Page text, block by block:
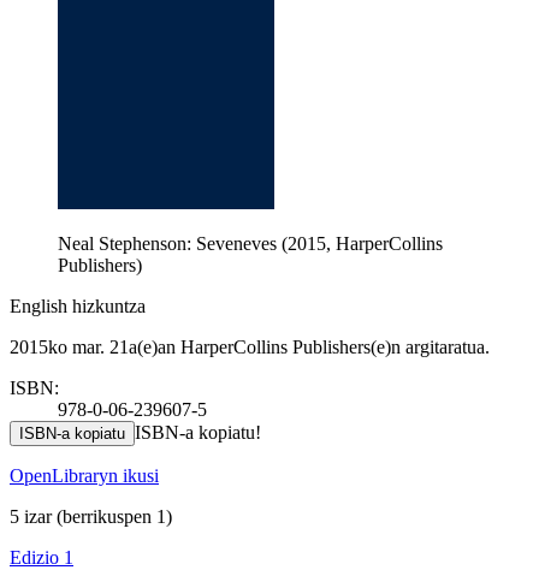
Neal Stephenson: Seveneves (2015, HarperCollins
Publishers)
English hizkuntza
2015ko mar. 21a(e)an HarperCollins Publishers(e)n argitaratua.
ISBN:
978-0-06-239607-5
ISBN-a kopiatu ISBN-a kopiatu!
OpenLibraryn ikusi
5 izar(berrikuspen 1)
Edizio 1